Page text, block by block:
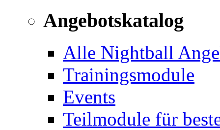
Angebotskatalog
Alle Nightball
Trainingsmodule
Events
Teilmodule für